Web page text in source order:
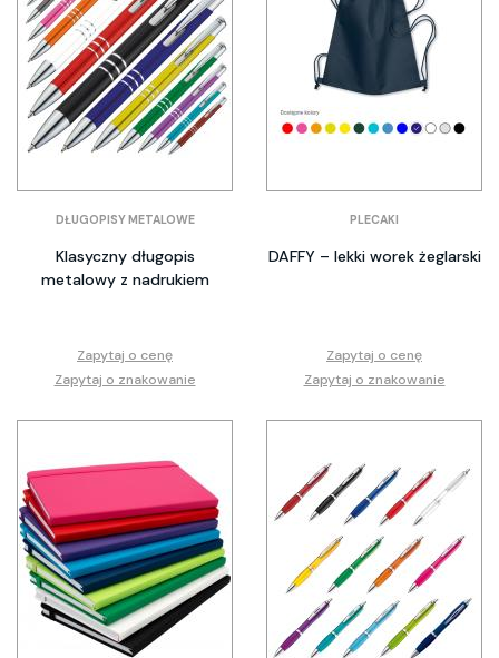
DŁUGOPISY METALOWE
Klasyczny długopis
metalowy z nadrukiem
Zapytaj o cenę
Zapytaj o znakowanie
PLECAKI
DAFFY – lekki worek żeglarski
Zapytaj o cenę
Zapytaj o znakowanie